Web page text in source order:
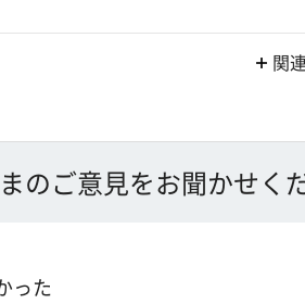
関
のご意見をお聞かせく
った